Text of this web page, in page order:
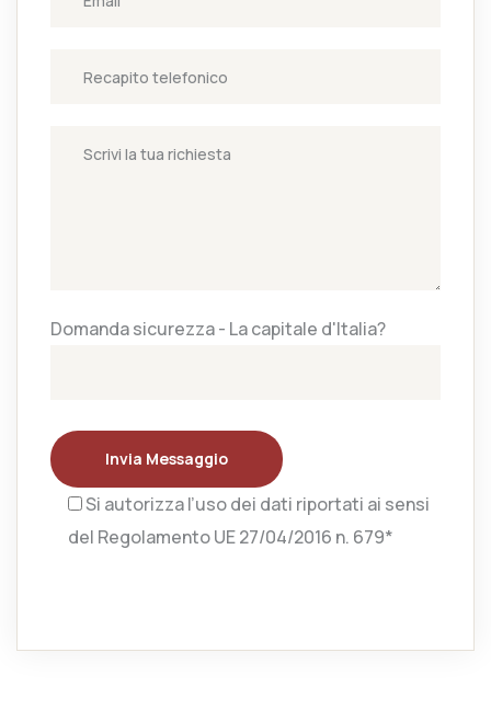
Domanda sicurezza - La capitale d'Italia?
Invia Messaggio
Si autorizza l’uso dei dati riportati ai sensi
del Regolamento UE 27/04/2016 n. 679*